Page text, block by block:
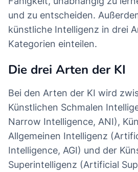
und zu entscheiden.
künstliche Intelligenz in drei
Kategorien einteilen.
Die drei Arten der KI
Bei den Arten der KI wird
Künstlichen Schmalen
Narrow Intelligence, ANI),
Allgemeinen Intelligenz
Intelligence, AGI) und der
Superintelligenz (Artificial